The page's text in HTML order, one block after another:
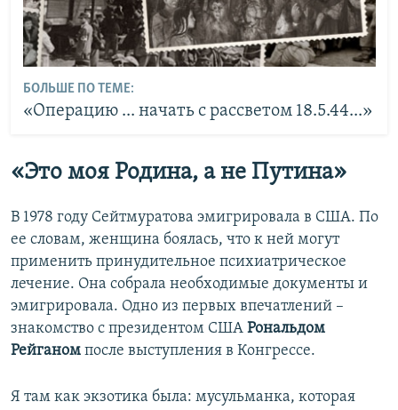
БОЛЬШЕ ПО ТЕМЕ:
«Операцию ... начать с рассветом 18.5.44...»
«Это моя Родина, а не Путина»
В 1978 году Сейтмуратова эмигрировала в США. По
ее словам, женщина боялась, что к ней могут
применить принудительное психиатрическое
лечение. Она собрала необходимые документы и
эмигрировала. Одно из первых впечатлений –
знакомство с президентом США Рональдом
Рейганом после выступления в Конгрессе.
Я там как экзотика была: мусульманка, которая